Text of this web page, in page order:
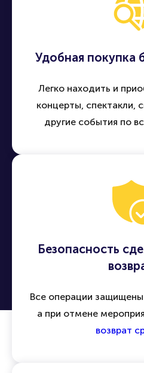
Удобная покупка
Легко находить и
концерты, спектакли,
другие события по
Безопасность
Все операции защищены
а при отмене
возврат